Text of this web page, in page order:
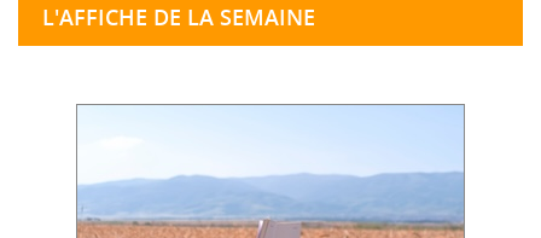
L'AFFICHE DE LA SEMAINE